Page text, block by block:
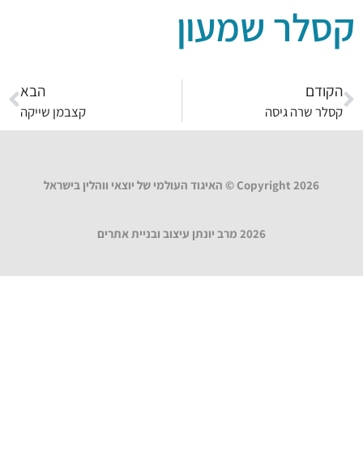
קסלר שמעון
הקודם
קסלר שרה גיסה
הבא
קצבמן שייקה
Copyright 2026 © האיגוד העולמי של יוצאי ווהלין בישראל
2026 מרב יונתן עיצוב ובניית אתרים